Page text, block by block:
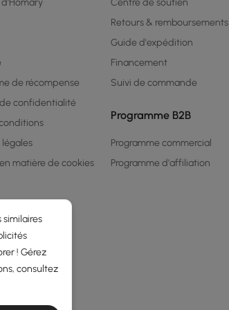
de récompense
confidentialité
légales
matière de cookies
Centre de soutien
Retours & remboursements
Guide d'expédition
Financement
Suivi de commande
Programme B2B
Programme commercial
Programme d'affiliation
! Gérez
consultez